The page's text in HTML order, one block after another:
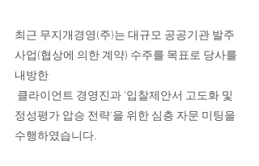
최근 무지개경영(주)는 대규모 공공기관 발주
사업(협상에 의한 계약) 수주를 목표로 당사를
내방한
클라이언트 경영진과 '입찰제안서 고도화 및
정성평가 압승 전략'을 위한 심층 자문 미팅을
수행하였습니다.